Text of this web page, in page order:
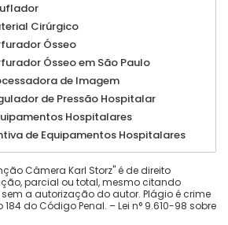
Cirúrgico
Ósseo
Ósseo em São Paulo
de Imagem
de Pressão Hospitalar
Hospitalares
de Equipamentos Hospitalares
Câmera Karl Storz" é de direito
parcial ou total, mesmo citando
a autorização do autor. Plágio é crime
do Código Penal. –Lei n° 9.610-98 sobre